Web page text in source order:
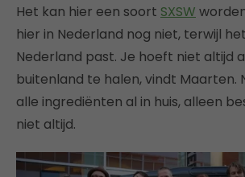
Het kan hier een soort SXSW
hier in Nederland nog niet, terwijl
Nederland past. Je hoeft niet altijd
buitenland te halen, vindt Maarten.
alle ingrediënten al in huis, alleen
niet altijd.